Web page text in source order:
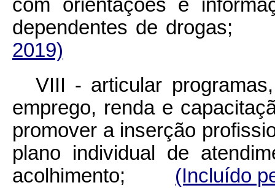
com orientações e
dependentes de
2019)
VIII - articular
emprego, renda e
promover a inserção
plano individual de
acolhimento; (Incluído